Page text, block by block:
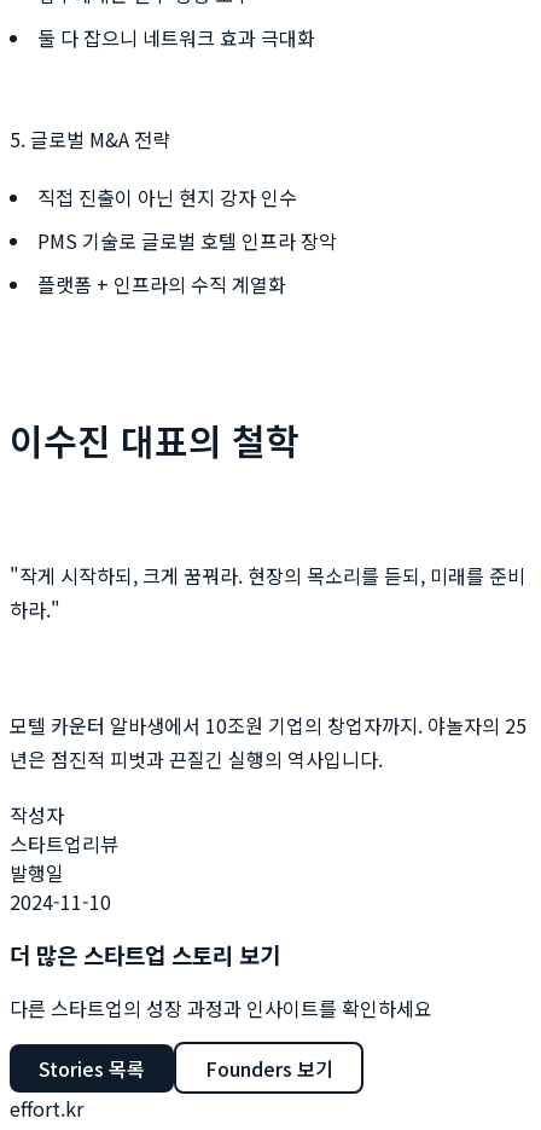
둘 다 잡으니 네트워크 효과 극대화
5. 글로벌 M&A 전략
직접 진출이 아닌 현지 강자 인수
PMS 기술로 글로벌 호텔 인프라 장악
플랫폼 + 인프라의 수직 계열화
이수진 대표의 철학
"작게 시작하되, 크게 꿈꿔라. 현장의 목소리를 듣되, 미래를 준비
하라."
모텔 카운터 알바생에서 10조원 기업의 창업자까지. 야놀자의 25
년은 점진적 피벗과 끈질긴 실행의 역사입니다.
작성자
스타트업리뷰
발행일
2024-11-10
더 많은 스타트업 스토리 보기
다른 스타트업의 성장 과정과 인사이트를 확인하세요
Stories 목록
Founders 보기
effort.kr